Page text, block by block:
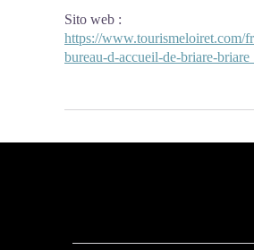
Sito web :
https://www.tourismeloiret.com/
bureau-d-accueil-de-briare-